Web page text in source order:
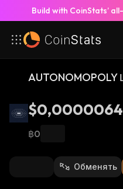
Build with CoinStats’
AUTONOMOPOLY
฿0
Обменять